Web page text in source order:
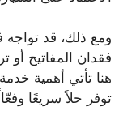
ومع ذلك، قد
فقدان المفاتيح
هنا تأتي أهمية
توفر حلاً سريعًا